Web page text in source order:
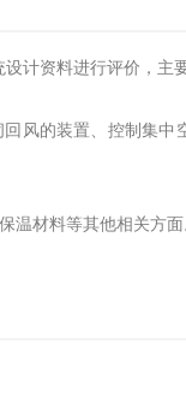
计资料进行评价，主
风的装置、控制集
温材料等其他相关方面